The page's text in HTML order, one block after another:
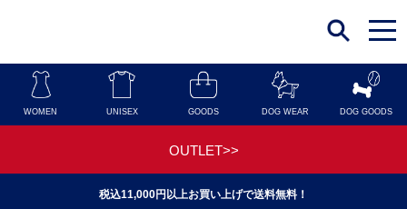
t
o
g
n
a
WOMEN UNISEX GOODS DOG WEAR DOG GOODS
OUTLET>>
税込11,000円以上お買い上げで送料無料！